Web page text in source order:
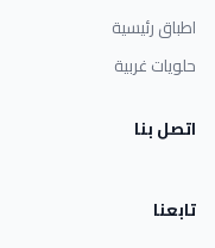
اطباق رئيسية
حلويات غربية
اتصل بنا
تابعنا